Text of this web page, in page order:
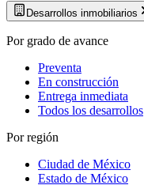
Desarrollos inmobiliarios
Por grado de avance
Preventa
En construcción
Entrega inmediata
Todos los desarrollos
Por región
Ciudad de México
Estado de México